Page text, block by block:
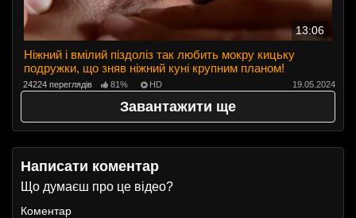
13:06
Ніжний і вмілий піздоліз так любить мокру кицьку
подружки, що зняв ніжний куні крупним планом!
24224 переглядів 81% HD 19.05.2024
Завантажити ще
Написати коментар
Що думаєш про це відео?
Коментар